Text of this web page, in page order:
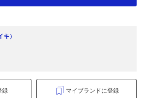
キ）
録 マイブランドに登録